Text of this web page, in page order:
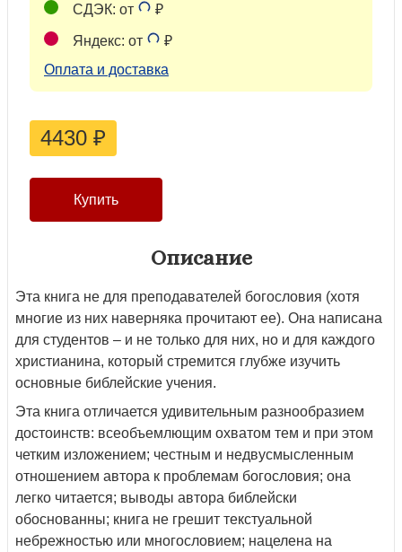
СДЭК: от ₽
Яндекс: от
₽
Оплата и доставка
4430 ₽
Описание
Эта книга не для преподавателей богословия (хотя
многие из них наверняка прочитают ее). Она написана
для студентов – и не только для них, но и для каждого
христианина, который стремится глубже изучить
основные библейские учения.
Эта книга отличается удивительным разнообразием
достоинств: всеобъемлющим охватом тем и при этом
четким изложением; честным и недвусмысленным
отношением автора к проблемам богословия; она
легко читается; выводы автора библейски
обоснованны; книга не грешит текстуальной
небрежностью или многословием; нацелена на